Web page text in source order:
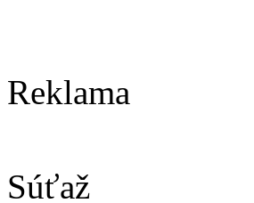
Reklama
Súťaž